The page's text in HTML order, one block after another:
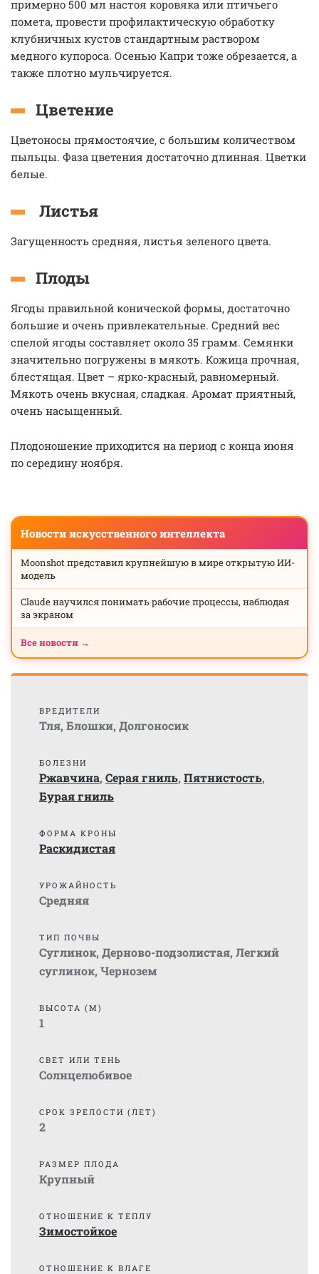
примерно 500 мл настоя коровяка или птичьего
помета, провести профилактическую обработку
клубничных кустов стандартным раствором
медного купороса. Осенью Капри тоже обрезается, а
также плотно мульчируется.
Цветение
Цветоносы прямостоячие, с большим количеством
пыльцы. Фаза цветения достаточно длинная. Цветки
белые.
Листья
Загущенность средняя, листья зеленого цвета.
Плоды
Ягоды правильной конической формы, достаточно
большие и очень привлекательные. Средний вес
спелой ягоды составляет около 35 грамм. Семянки
значительно погружены в мякоть. Кожица прочная,
блестящая. Цвет – ярко-красный, равномерный.
Мякоть очень вкусная, сладкая. Аромат приятный,
очень насыщенный.
Плодоношение приходится на период с конца июня
по середину ноября.
Новости искусственного интеллекта
Moonshot представил крупнейшую в мире открытую ИИ-
модель
Claude научился понимать рабочие процессы, наблюдая
за экраном
Все новости →
ВРЕДИТЕЛИ
Тля, Блошки, Долгоносик
БОЛЕЗНИ
Ржавчина, Серая гниль, Пятнистость,
Бурая гниль
ФОРМА КРОНЫ
Раскидистая
УРОЖАЙНОСТЬ
Средняя
ТИП ПОЧВЫ
Суглинок, Дерново-подзолистая, Легкий
суглинок, Чернозем
ВЫСОТА (М)
1
СВЕТ ИЛИ ТЕНЬ
Солнцелюбивое
СРОК ЗРЕЛОСТИ (ЛЕТ)
2
РАЗМЕР ПЛОДА
Крупный
ОТНОШЕНИЕ К ТЕПЛУ
Зимостойкое
ОТНОШЕНИЕ К ВЛАГЕ